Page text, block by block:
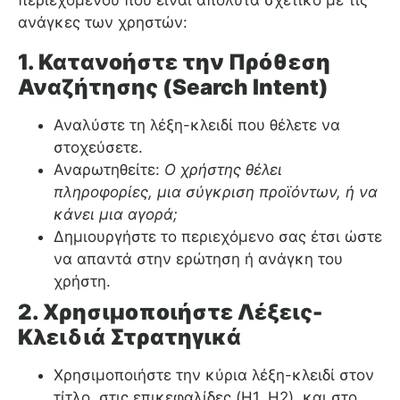
ανάγκες των χρηστών:
1. Κατανοήστε την Πρόθεση
Αναζήτησης (Search Intent)
Αναλύστε τη λέξη-κλειδί που θέλετε να
στοχεύσετε.
Αναρωτηθείτε: Ο χρήστης θέλει
πληροφορίες, μια σύγκριση προϊόντων, ή να
κάνει μια αγορά;
Δημιουργήστε το περιεχόμενο σας έτσι ώστε
να απαντά στην ερώτηση ή ανάγκη του
χρήστη.
2. Χρησιμοποιήστε Λέξεις-
Κλειδιά Στρατηγικά
Χρησιμοποιήστε την κύρια λέξη-κλειδί στον